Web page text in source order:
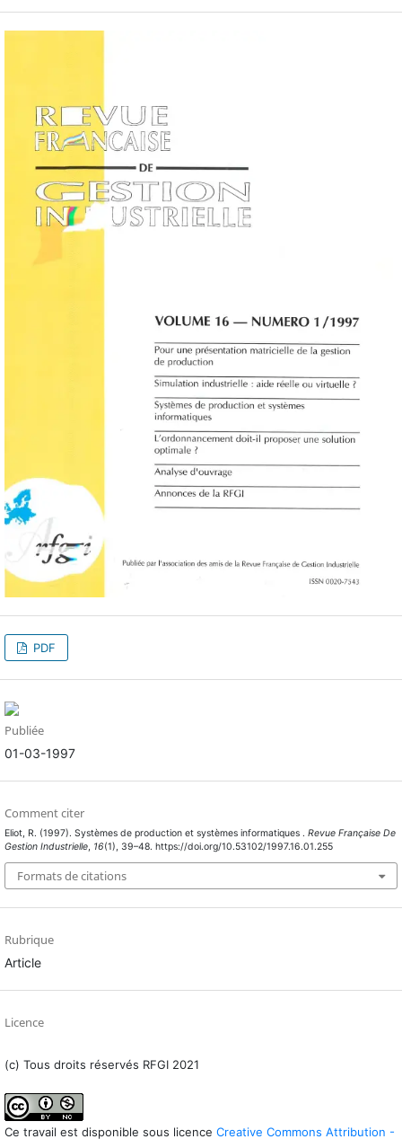
PDF
Publiée
01-03-1997
Comment citer
Eliot, R. (1997). Systèmes de production et systèmes informatiques . Revue Française De
Gestion Industrielle, 16(1), 39–48. https://doi.org/10.53102/1997.16.01.255
Formats de citations
Rubrique
Article
Licence
(c) Tous droits réservés RFGI 2021
Ce travail est disponible sous licence Creative Commons Attribution -